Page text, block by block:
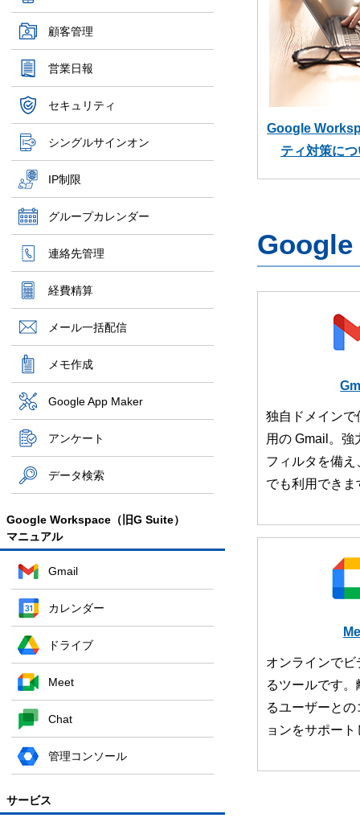
顧客管理
営業日報
セキュリティ
シングルサインオン
IP制限
グループカレンダー
連絡先管理
経費精算
メール一括配信
メモ作成
Google App Maker
アンケート
データ検索
Google Workspace（旧G Suite）
マニュアル
Gmail
カレンダー
ドライブ
Meet
Chat
管理コンソール
サービス
Google
ティ対策に
Google
独自ドメイン
用の Gmail。強
フィルタを備
でも利用できま
オンラインで
るツールです
るユーザーと
ョンをサポー